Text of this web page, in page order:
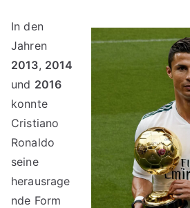
In den
Jahren
2013, 2014
und 2016
konnte
Cristiano
Ronaldo
seine
herausrage
nde Form